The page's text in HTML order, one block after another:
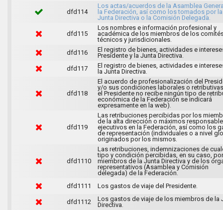
dfd114
Los actas/acuerdos de la Asamblea
la Federación, así como los tomados por la
Junta Directiva o la Comisión Delegada.
dfd115
Los nombres e información profesional y
académica de los miembros de los
técnicos y jurisdicionales.
dfd116
El registro de bienes, actividades e
Presidente y la Junta Directiva.
dfd117
El registro de bienes, actividades e
la Junta Directiva.
dfd118
El acuerdo de profesionalización del
y/o sus condiciones laborales o
el Presidente no recibe ningún tipo de
económica de la Federación se indicará
expresamente en la web).
dfd119
Las retribuciones percibidas por los
de la alta dirección o máximos
ejecutivos en la Federación, así como los
de representación (individuales o a nivel
originados por los mismos.
dfd1110
Las retribuciones, indemnizaciones de
tipo y condición percibidas, en su caso,
miembros de la Junta Directiva y de los
representativos (Asamblea y Comisión
delegada) de la Federación.
dfd1111
Los gastos de viaje del Presidente.
dfd1112
Los gastos de viaje de los miembros de la
Directiva.